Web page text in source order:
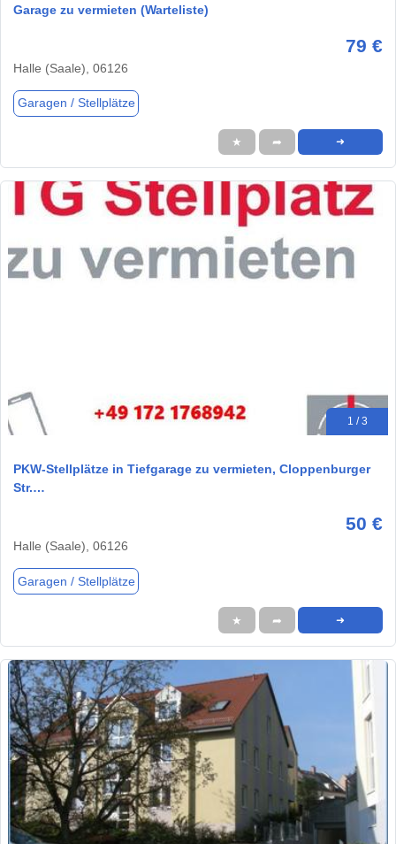
Garage zu vermieten (Warteliste)
79 €
Halle (Saale), 06126
Garagen / Stellplätze
★ ➦ ➜
1 / 3
PKW-Stellplätze in Tiefgarage zu vermieten, Cloppenburger
Str.…
50 €
Halle (Saale), 06126
Garagen / Stellplätze
★ ➦ ➜